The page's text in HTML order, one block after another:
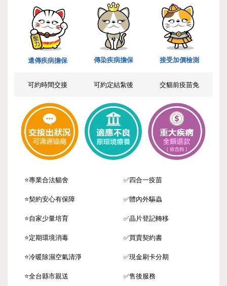
遺傳疾病擔保 傳染疾病擔保 接受加價檢測
可約時間交接 可約定結紮後 交貓前疫苗免
⭐️專業合法貓舍
⭐️契約安心有保障
⭐️自家少量培育
⭐️定期環境消毒
⭐️冷暖除濕空氣清淨
⭐️全台縣市親送
✅四合一疫苗
✅體內外驅蟲
✅晶片登記轉移
✅買賣契約書
✅現金刷卡分期
✅售後服務